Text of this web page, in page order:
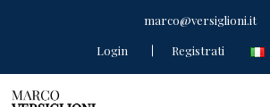
marco@versiglioni.it
Login
Registrati